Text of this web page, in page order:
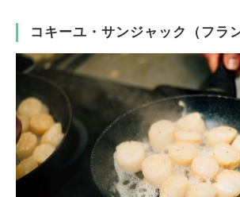
コキーユ・サンジャック（フラ